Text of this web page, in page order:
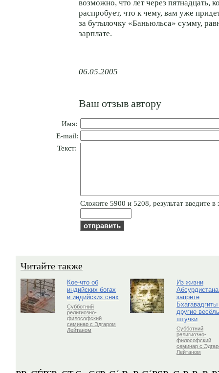
возможно, что лет через пятнадцать,
распробует, что к чему, вам уже
за бутылочку «Баньюльса» сумму,
зарплате.
06.05.2005
Ваш отзыв автору
Имя:
E-mail:
Текст:
Cлoжитe 5900 и 5208, результат введите в
Читайте также
Кое-что об
индийских богах
и индийских снах
Субботний
религиозно-
философский
семинар с Эдгаром
Лейтаном
Из жизни
запрете
Бхагавадгиты
другие
штучки
Субботний
религиозно-
философский
семинар с
Лейтаном